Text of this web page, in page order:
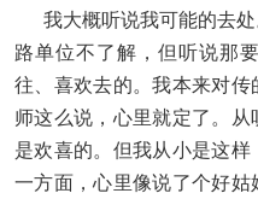
我大概听说我可能的去处
路单位不了解，但听说那
往、喜欢去的。我本来对
师这么说，心里就定了。
是欢喜的。但我从小是这样
一方面，心里像说了个好